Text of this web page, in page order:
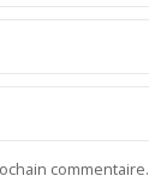
commentaire.